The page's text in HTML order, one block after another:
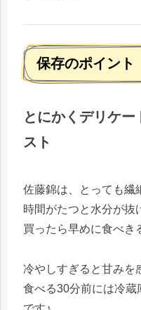
保存のポイント
とにかくデリケ
スト
佐藤錦は、とっても繊
時間がたつと水分が抜
買ったら早めに食べ
冷やしすぎると甘みを
食べる30分前には冷蔵